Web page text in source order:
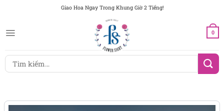
dung
Giao Hoa Ngay Trong Khung Giờ 2 Tiếng!
0
Tìm
kiếm: